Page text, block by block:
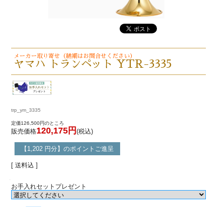
メーカー取り寄せ（納期はお問合せください）
ヤマハ トランペット YTR-3335
trp_ym_3335
定価126,500円のところ
販売価格120,175円 (税込)
【1,202 円分】のポイントご進呈
[ 送料込 ]
お手入れセットプレゼント